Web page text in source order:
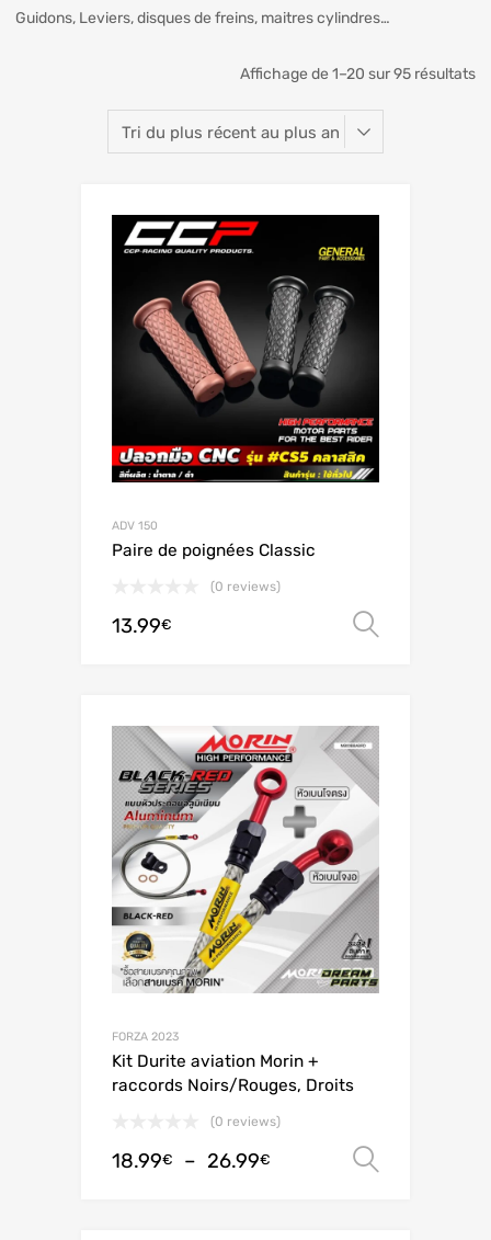
Guidons, Leviers, disques de freins, maitres cylindres…
Affichage de 1–20 sur 95 résultats
ADV 150
Paire de poignées Classic
(0 reviews)
13.99€
FORZA 2023
Kit Durite aviation Morin +
raccords Noirs/Rouges, Droits
(0 reviews)
18.99€ – 26.99€